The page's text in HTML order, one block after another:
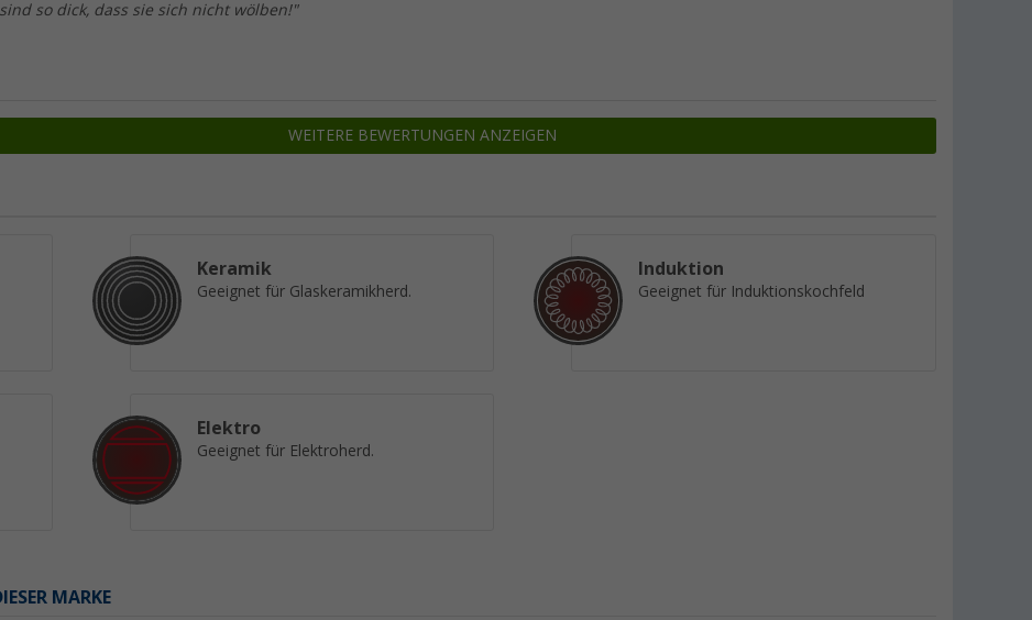
so dick, dass sie sich nicht wölben!"
WEITERE BEWERTUNGEN ANZEIGEN
Keramik
Geeignet für Glaskeramikherd.
Induktion
Geeignet für Induktionskochfeld
Elektro
Geeignet für Elektroherd.
MARKE